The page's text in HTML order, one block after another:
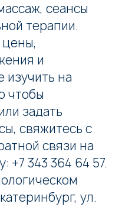
сеансы
терапии.
и
на
чтобы
задать
свяжитесь с
связи на
+7 343 364 64 57.
ул.